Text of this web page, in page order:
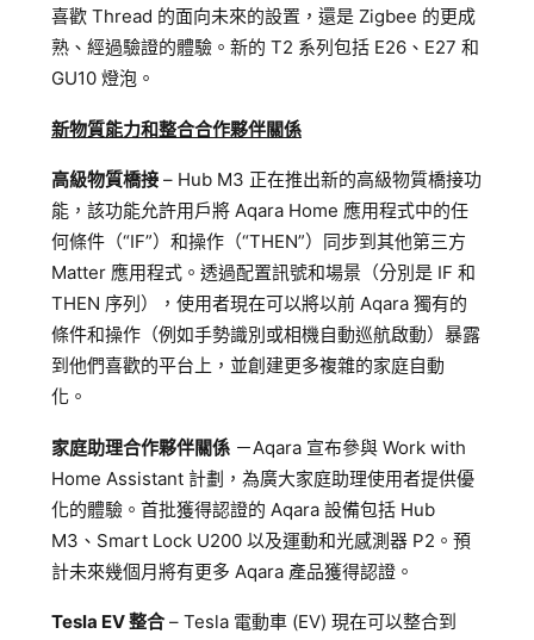
喜歡 Thread 的面向未來的設置，還是 Zigbee 的更成
熟、經過驗證的體驗。新的 T2 系列包括 E26、E27 和
GU10 燈泡。
新物質能力和整合合作夥伴關係
高級物質橋接– Hub M3 正在推出新的高級物質橋接功
能，該功能允許用戶將 Aqara Home 應用程式中的任
何條件（“IF”）和操作（“THEN”）同步到其他第三方
Matter 應用程式。透過配置訊號和場景（分別是 IF 和
THEN 序列），使用者現在可以將以前 Aqara 獨有的
條件和操作（例如手勢識別或相機自動巡航啟動）暴露
到他們喜歡的平台上，並創建更多複雜的家庭自動
化。
家庭助理合作夥伴關係－Aqara 宣布參與 Work with
Home Assistant 計劃，為廣大家庭助理使用者提供優
化的體驗。首批獲得認證的 Aqara 設備包括 Hub
M3、Smart Lock U200 以及運動和光感測器 P2。預
計未來幾個月將有更多 Aqara 產品獲得認證。
Tesla EV 整合– Tesla 電動車 (EV) 現在可以整合到